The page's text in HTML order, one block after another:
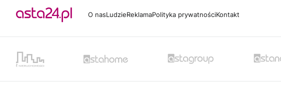
O nasLudzieReklamaPolityka prywatnościKontakt